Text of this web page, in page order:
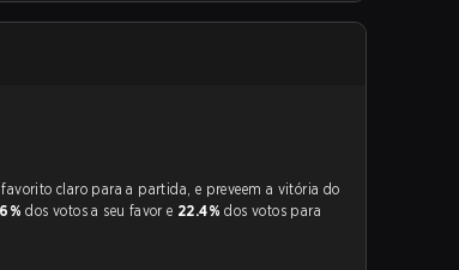
Usuários da Strafe tem um favorito claro para a partida, e preveem a vitória do
dos votos a seu favor e 22.4%dos votos para